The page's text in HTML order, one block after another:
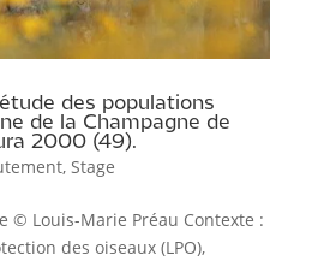
des populations
de la Champagne de
2000 (49).
, Stage
© Louis-Marie Préau Contexte :
des oiseaux (LPO),